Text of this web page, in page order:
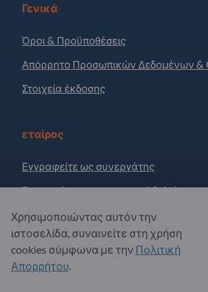
Γενικά
Όροι & Προϋποθέσεις
Απόρρητο Προσωπικών Δεδομένων &
Στοιχεία έκδοσης
εταίρος
Εγγραφείτε ως συνεργάτης
Εγγραφή στο ενημερωτικό δελτίο
Ερωτήσεις;
Συχνές Ερωτήσεις
Χρησιμοποιώντας αυτόν την
ιστοσελίδα, συναινείτε στη χρήση
cookies σύμφωνα με την Πολιτική
Απορρήτου.